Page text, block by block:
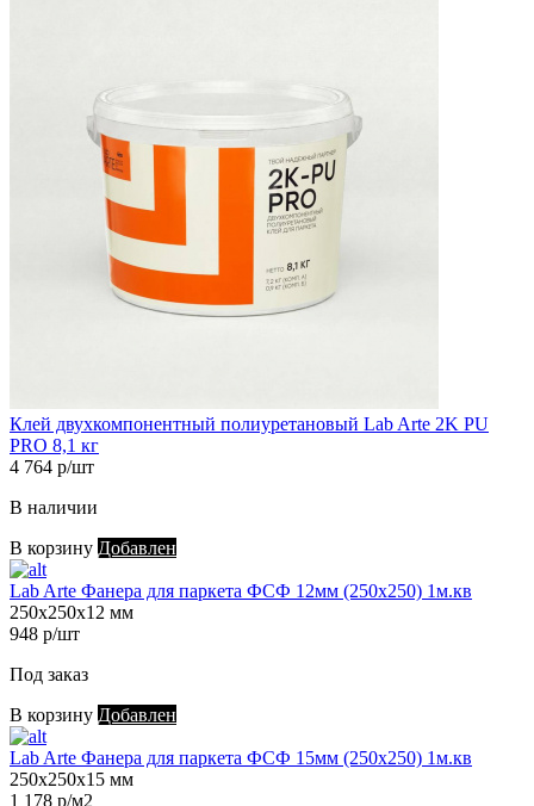
Клей двухкомпонентный полиуретановый Lab Arte 2K PU
PRO 8,1 кг
4 764 р/шт
В наличии
В корзину Добавлен
Lab Arte Фанера для паркета ФСФ 12мм (250х250) 1м.кв
250х250х12 мм
948 р/шт
Под заказ
В корзину Добавлен
Lab Arte Фанера для паркета ФСФ 15мм (250х250) 1м.кв
250х250х15 мм
1 178 р/м2